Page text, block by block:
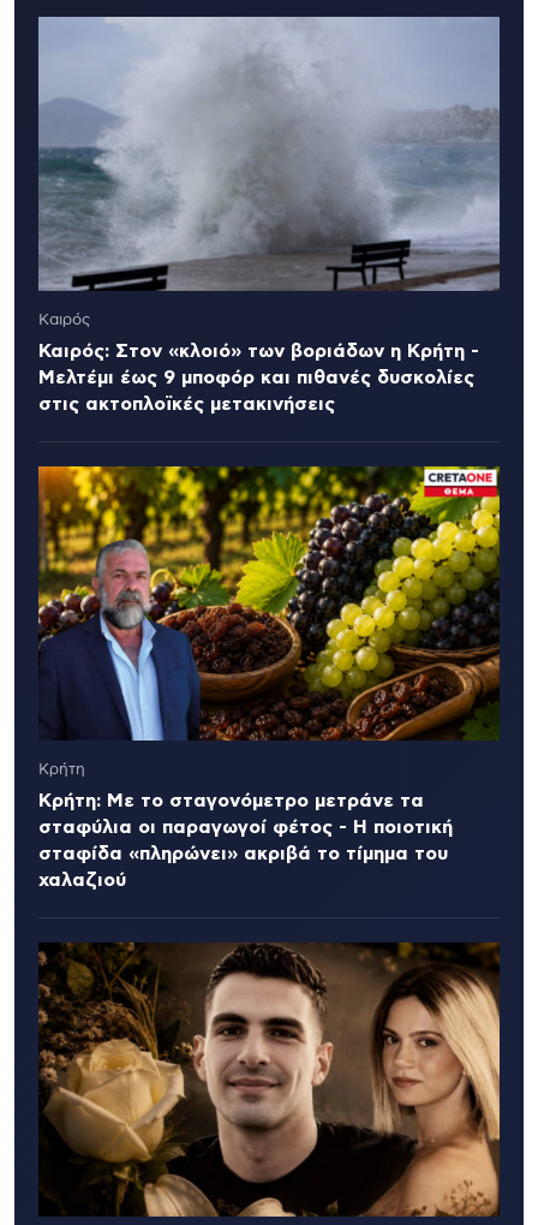
Καιρός
Καιρός: Στον «κλοιό» των βοριάδων η Κρήτη -
Μελτέμι έως 9 μποφόρ και πιθανές δυσκολίες
στις ακτοπλοϊκές μετακινήσεις
Κρήτη
Κρήτη: Με το σταγονόμετρο μετράνε τα
σταφύλια οι παραγωγοί φέτος - Η ποιοτική
σταφίδα «πληρώνει» ακριβά το τίμημα του
χαλαζιού